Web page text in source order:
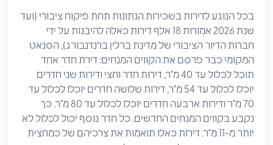
בכל הנוגע לדירות בשכירות הנתונות תחת פיקוח ציבורי (ועד
שנת 2026 אמורות 18 אלף דירות כאלה להיבנות על ידי
חברות הדיור הציבורי של מדינת ברלין ברנדנבורג), הסנאט
המקומי כבר פרסם את הקווים המנחים: דירת חדר אחד
תוכל לכלול עד 40 מ"ר, דירות חדר וחצי ודירות שני חדרים
יוכלו לכלול עד 54 מ"ר, דירות שלושה חדרים יוכלו לכלול עד
70 מ"ר ודירות ארבעה חדרים יוכלו לכלול עד 80 מ"ר. כך
נקבע בקווים המנחים החדשים. כל חדר נוסף יכול לכלול לא
יותר מ-11 מ"ר. דירות כאלו תואמות את צרכיהם של כמחצית